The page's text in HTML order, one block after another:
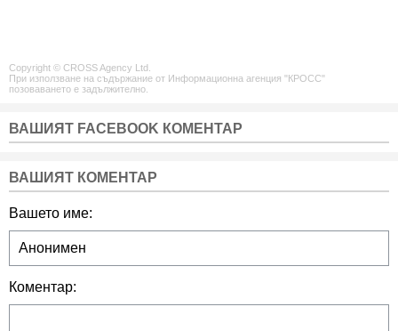
Copyright © CROSS Agency Ltd.
При използване на съдържание от Информационна агенция "КРОСС"
позоваването е задължително.
ВАШИЯТ FACEBOOK КОМЕНТАР
ВАШИЯТ КОМЕНТАР
Вашето име:
Коментар: